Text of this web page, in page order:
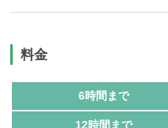
料金
6時間まで
12時間まで